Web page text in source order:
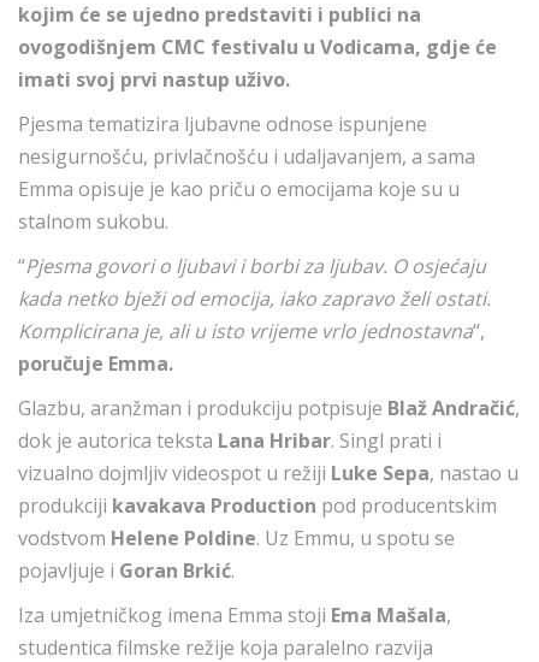
kojim će se ujedno predstaviti i publici na
ovogodišnjem CMC festivalu u Vodicama, gdje će
imati svoj prvi nastup uživo.
Pjesma tematizira ljubavne odnose ispunjene
nesigurnošću, privlačnošću i udaljavanjem, a sama
Emma opisuje je kao priču o emocijama koje su u
stalnom sukobu.
“Pjesma govori o ljubavi i borbi za ljubav. O osjećaju
kada netko bježi od emocija, iako zapravo želi ostati.
Komplicirana je, ali u isto vrijeme vrlo jednostavna“,
poručuje Emma.
Glazbu, aranžman i produkciju potpisuje Blaž Andračić,
dok je autorica teksta Lana Hribar. Singl prati i
vizualno dojmljiv videospot u režiji Luke Sepa, nastao u
produkciji kavakava Production pod producentskim
vodstvom Helene Poldine. Uz Emmu, u spotu se
pojavljuje i Goran Brkić.
Iza umjetničkog imena Emma stoji Ema Mašala,
studentica filmske režije koja paralelno razvija